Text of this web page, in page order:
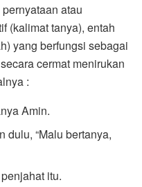
atau
(kalimat tanya), entah
yang berfungsi sebagai
cermat menirukan
:
Amin.
dulu, “Malu bertanya,
itu.